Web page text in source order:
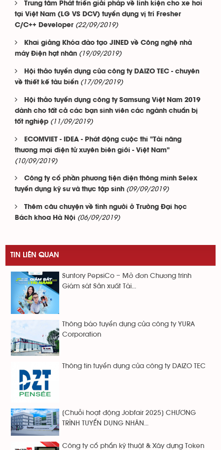
Trung tâm Phát triển giải pháp về linh kiện cho xe hơi
tại Việt Nam (LG VS DCV) tuyển dụng vị trí Fresher
C/C++ Developer (22/09/2019)
Khai giảng Khóa đào tạo JINED về Công nghệ nhà
máy Điện hạt nhân (19/09/2019)
Hội thảo tuyển dụng của công ty DAIZO TEC - chuyên
về thiết kế tàu biển (17/09/2019)
Hội thảo tuyển dụng công ty Samsung Việt Nam 2019
dành cho tất cả các bạn sinh viên các ngành chuẩn bị
tốt nghiệp (11/09/2019)
ECOMVIET - IDEA - Phát động cuộc thi "Tài năng
thương mại điện tử xuyên biên giới - Việt Nam"
(10/09/2019)
Công ty cổ phần phương tiện điện thông minh Selex
tuyển dụng kỹ sư và thực tập sinh (09/09/2019)
Thêm câu chuyện về tình người ở Trường Đại học
Bách khoa Hà Nội (06/09/2019)
TIN LIÊN QUAN
Suntory PepsiCo – Mở đơn Chương trình
Giám sát Sản xuất Tài...
Thông báo tuyển dụng của công ty YURA
Corporation
Thông tin tuyển dụng của công ty DAIZO TEC
[Chuỗi hoạt động Jobfair 2025] CHƯƠNG
TRÌNH TUYỂN DỤNG NHÂN...
Công ty cổ phẩn kỹ thuật & Xây dựng Token